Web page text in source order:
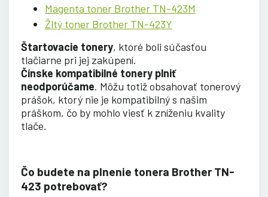
Magenta toner Brother TN-423M
Žltý toner Brother TN-423Y
Štartovacie tonery, ktoré boli súčasťou
tlačiarne pri jej zakúpení.
Čínske kompatibilné tonery plniť
neodporúčame. Môžu totiž obsahovať tonerový
prášok, ktorý nie je kompatibilný s našim
práškom, čo by mohlo viesť k zníženiu kvality
tlače.
Čo budete na plnenie tonera Brother TN-
423 potrebovať?